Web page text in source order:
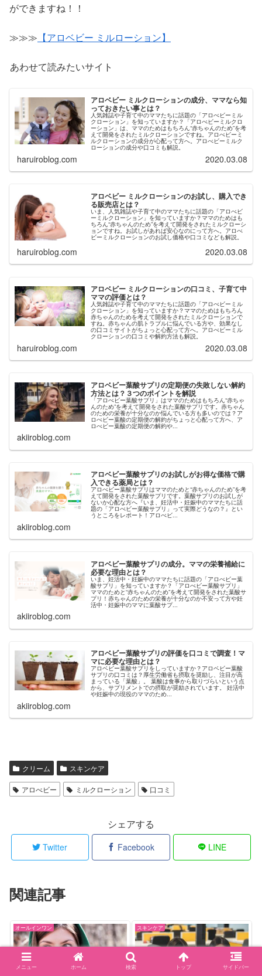
ができますね！！
≫≫≫ 【アロベビー ミルローション】
あわせて読みたいサイト
アロベビー ミルクローションの成分、ママなら知
っておきたい事とは？
人気雑誌や子育て中のママたちに話題の「アロべビーミル
クローション」を知っていますか？「アロべビーミルクロ
ーション」は、ママのためはもちろん“赤ちゃんのため”を考
えて開発をされたミルクローションですね。アロべビーミ
ルクローションの成分が心配って方へ。アロべビーミルク
ローションの成分や口コミも解説。
haruiroblog.com 2020.03.08
アロベビー ミルクローションのお試し、購入でき
る販売店とは？
いま、人気雑誌や子育て中のママたちに話題の「アロべビ
ーミルクローション」を知っていますか？ママのためはも
ちろん“赤ちゃんのため”を考えて開発をされたミルクローシ
ョンですね。お試しがあれば安心なのにって方へ。アロべ
ビーミルクローションのお試し価格や口コミなども解説。
haruiroblog.com 2020.03.08
アロベビー ミルクローションの口コミ、子育て中
ママの評価とは？
人気雑誌や子育て中のママたちに話題の「アロべビーミル
クローション」を知っていますか？ママのためはもちろん
赤ちゃんのためを考えて開発をされたミルクローションで
すね。赤ちゃんの肌トラブルに悩んでいる方や、効果なし
の口コミサイトがちょっと心配って方へ。アロべビーミル
クローションの口コミや解約方法も解説。
haruiroblog.com 2020.03.08
アロベビー葉酸サプリの定期便の失敗しない解約
方法とは？３つのポイントを解説
「アロべビー葉酸サプリ」はママのためはもちろん“赤ちゃ
んのため”を考えて開発をされた葉酸サプリです。赤ちゃん
のための栄養が十分なのか悩んでいる方も多いのでは？ア
ロべビー葉酸の定期便の解約がちょっと心配って方へ、ア
ロべビー葉酸の定期便の解約や...
akiiroblog.com
アロベビー葉酸サプリのお試しがお得な価格で購
入できる薬局とは？
アロべビー葉酸サプリはママのためと“赤ちゃんのため”を考
えて開発をされた葉酸サプリです。葉酸サプリのお試しが
ないか心配な方へ『いま、妊活中・妊娠中のママたちに話
題の「アロべビー葉酸サプリ」って実際どうなの？』とい
うところをレポート！アロべビ...
akiiroblog.com
アロベビー葉酸サプリの成分。ママの栄養補給に
必要な理由とは？
いま、妊活中・妊娠中のママたちに話題の「アロべビー葉
酸サプリ」を知っていますか？「アロべビー葉酸サプリ」
ママのためと“赤ちゃんのため”を考えて開発をされた葉酸サ
プリ！赤ちゃんのための栄養が十分なのか不安って方や妊
活中・妊娠中のママに葉酸サプ...
akiiroblog.com
アロベビー葉酸サプリの評価を口コミで調査！マ
マに必要な理由とは？
アロベビー葉酸サプリをしっていますか？アロベビー葉酸
サプリの口コミは？厚生労働省も摂取を奨励し、注目が高
まっている「葉酸」。 葉酸は食事から取りづらいという点
から、サプリメントでの摂取が奨励されています。 妊活中
や妊娠中の現役のママのため...
akiiroblog.com
クリーム スキンケア
アロべビー ミルクローション 口コミ
シェアする
Twitter Facebook LINE
関連記事
オールインワン スキンケア
メニュー ホーム 検索 トップ サイドバー